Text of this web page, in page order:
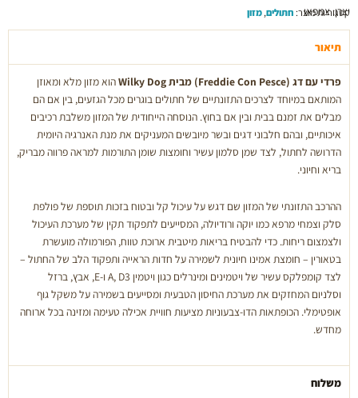
לחתול
5
יצרן: צמפאו
קטגוריות מוצר: חתולים,מזון
תיאור
פרדי עם דג (Freddie Con Pesce) מבית Wilky Dog
הוא מזון מלא ומאוזן
המותאם במיוחד לצרכים התזונתיים של חתולים בוגרים מכל הגזעים, בין אם הם
מבלים את זמנם בבית ובין אם בחוץ. הנוסחה הייחודית של המזון משלבת רכיבים
איכותיים, ובהם חלבוני דגים ובשר מיובשים המעניקים את מנת האנרגיה היומית
הדרושה לחתול, לצד שמן סלמון עשיר וחומצות שומן התורמות למראה פרווה מבריק,
בריא וחיוני.
ההרכב התזונתי של המזון שם דגש על עיכול קל ובטוח בזכות תוספת של פולפת
סלק וצמחי מרפא כמו יוקה ורודיולה, המסייעים לתפקוד תקין של מערכת העיכול
ולצמצום ריחות. כדי להבטיח בריאות מיטבית ארוכת טווח, הפורמולה מועשרת
בטאורין – חומצת אמינו חיונית לשמירה על חדות הראייה ותפקוד הלב של החתול –
לצד קומפלקס עשיר של ויטמינים ומינרלים כגון ויטמין A, D3 ו-E, אבץ, ברזל
וסלניום המחזקים את מערכת החיסון הטבעית ומסייעים בשמירה על משקל גוף
אופטימלי. הכופתאות הדו-צבעוניות מציעות חוויית אכילה טעימה ומזינה בכל ארוחה
מחדש.
משלוח